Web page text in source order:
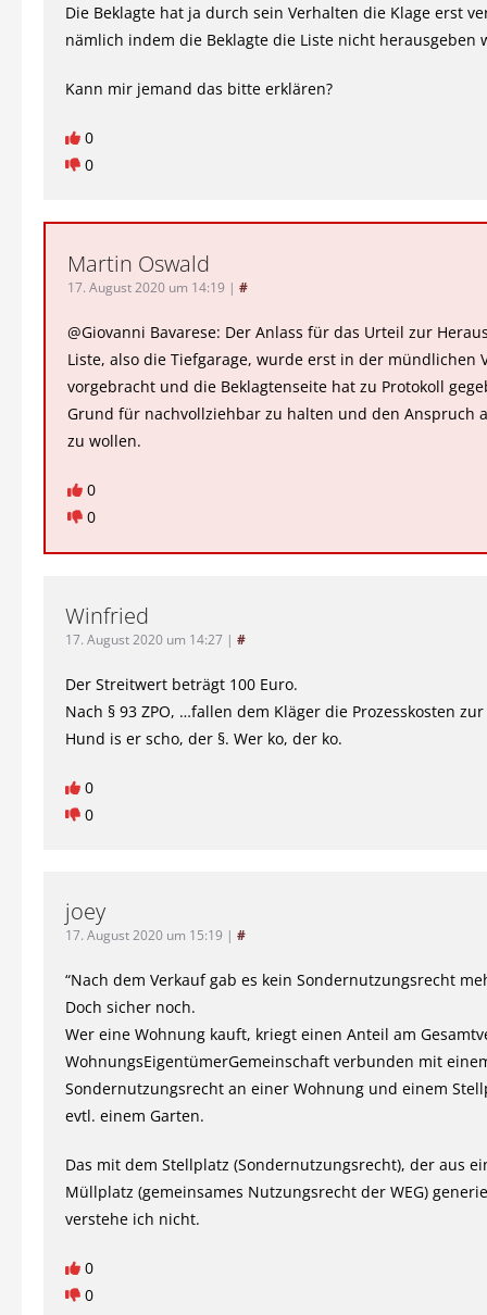
Die Beklagte hat ja durch sein Verhalten die Klage erst
nämlich indem die Beklagte die Liste nicht herausgeben
Kann mir jemand das bitte erklären?
0
0
Martin Oswald
17. August 2020 um 14:19 | #
@Giovanni Bavarese: Der Anlass für das Urteil zur
Liste, also die Tiefgarage, wurde erst in der mündlichen
vorgebracht und die Beklagtenseite hat zu Protokoll
Grund für nachvollziehbar zu halten und den Anspruch
zu wollen.
0
0
Winfried
17. August 2020 um 14:27 | #
Der Streitwert beträgt 100 Euro.
Nach § 93 ZPO, …fallen dem Kläger die Prozesskosten
Hund is er scho, der §. Wer ko, der ko.
0
0
joey
17. August 2020 um 15:19 | #
“Nach dem Verkauf gab es kein Sondernutzungsrecht
Doch sicher noch.
Wer eine Wohnung kauft, kriegt einen Anteil am
WohnungsEigentümerGemeinschaft verbunden mit
Sondernutzungsrecht an einer Wohnung und einem
evtl. einem Garten.
Das mit dem Stellplatz (Sondernutzungsrecht), der aus
Müllplatz (gemeinsames Nutzungsrecht der WEG)
verstehe ich nicht.
0
0